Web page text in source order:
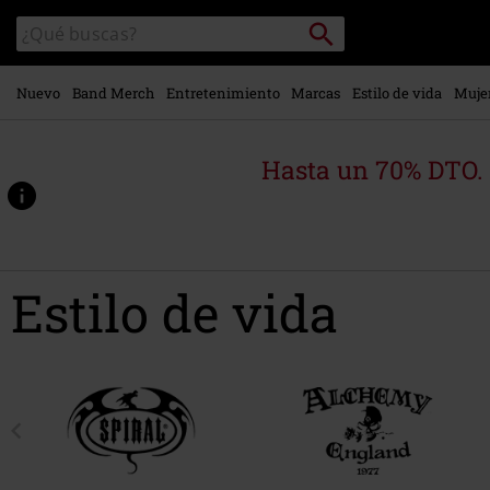
contenido
principal
Buscar
en
el
catálogo
Buscar
Nuevo Band Merch Entretenimiento Marcas Estilo de vida
Hasta un 70%
Estilo de vida